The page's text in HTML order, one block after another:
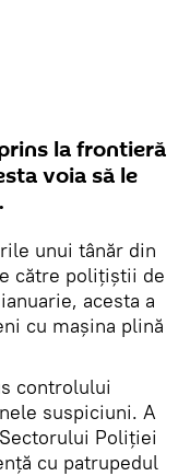
la frontieră
voia să le
unui tânăr din
către polițiștii de
acesta a
cu mașina plină
controlului
suspiciuni. A
Poliției
cu patrupedul